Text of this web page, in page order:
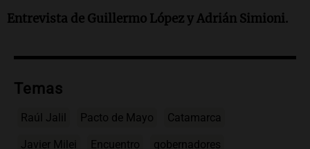
Entrevista de Guillermo López y Adrián Simioni.
Temas
Raúl Jalil Pacto de Mayo Catamarca
Javier Milei Encuentro gobernadores